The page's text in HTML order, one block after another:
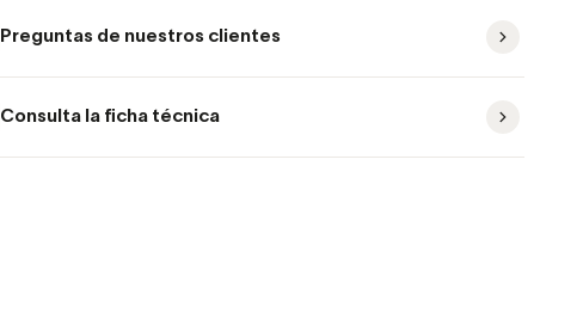
Preguntas de nuestros clientes
Consulta la ficha técnica